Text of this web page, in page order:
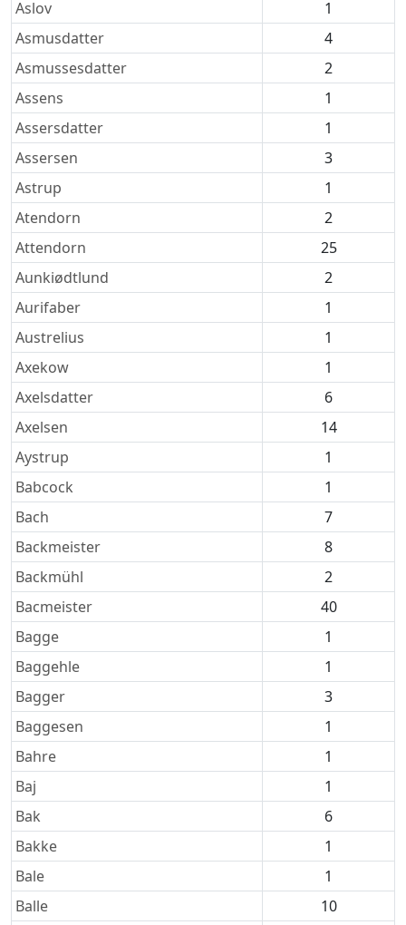
Aslov
1
Asmusdatter
4
Asmussesdatter
2
Assens
1
Assersdatter
1
Assersen
3
Astrup
1
Atendorn
2
Attendorn
25
Aunkiødtlund
2
Aurifaber
1
Austrelius
1
Axekow
1
Axelsdatter
6
Axelsen
14
Aystrup
1
Babcock
1
Bach
7
Backmeister
8
Backmühl
2
Bacmeister
40
Bagge
1
Baggehle
1
Bagger
3
Baggesen
1
Bahre
1
Baj
1
Bak
6
Bakke
1
Bale
1
Balle
10